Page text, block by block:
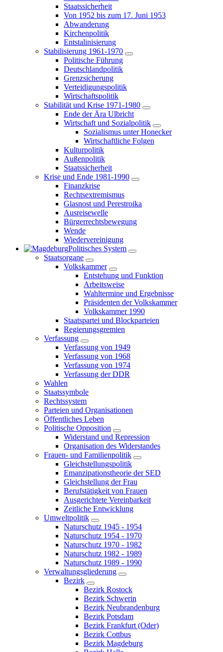
Staatssicherheit
Von 1952 bis zum 17. Juni 1953
Abwanderung
Kirchenpolitik
Entstalinisierung
Stabilisierung 1961-1970
Politische Führung
Deutschlandpolitik
Grenzsicherung
Verteidigungspolitik
Wirtschaftspolitik
Stabilität und Krise 1971-1980
Ende der Ära Ulbricht
Wirtschaft und Sozialpolitik
Sozialismus unter Honecker
Wirtschaftliche Folgen
Kulturpolitik
Außenpolitik
Staatssicherheit
Krise und Ende 1981-1990
Finanzkrise
Rechtsextremismus
Glasnost und Perestroika
Ausreisewelle
Bürgerrechtsbewegung
Wende
Wiedervereinigung
Politisches System
Staatsorgane
Volkskammer
Entstehung und Funktion
Arbeitsweise
Wahltermine und Ergebnisse
Präsidenten der Volkskammer
Volkskammer 1990
Staatspartei und Blockparteien
Regierungsgremien
Verfassung
Verfassung von 1949
Verfassung von 1968
Verfassung von 1974
Verfassung der DDR
Wahlen
Staatssymbole
Rechtssystem
Parteien und Organisationen
Öffentliches Leben
Politische Opposition
Widerstand und Repression
Organisation des Widerstandes
Frauen- und Familienpolitik
Gleichstellungspolitik
Emanzipationstheorie der SED
Gleichstellung der Frau
Berufstätigkeit von Frauen
Ausgerichtete Vereinbarkeit
Zeitliche Entwicklung
Umweltpolitik
Naturschutz 1945 - 1954
Naturschutz 1954 - 1970
Naturschutz 1970 - 1982
Naturschutz 1982 - 1989
Naturschutz 1989 - 1990
Verwaltungsgliederung
Bezirk
Bezirk Rostock
Bezirk Schwerin
Bezirk Neubrandenburg
Bezirk Potsdam
Bezirk Frankfurt (Oder)
Bezirk Cottbus
Bezirk Magdeburg